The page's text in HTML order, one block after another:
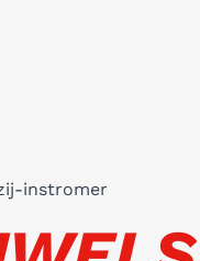
instromer